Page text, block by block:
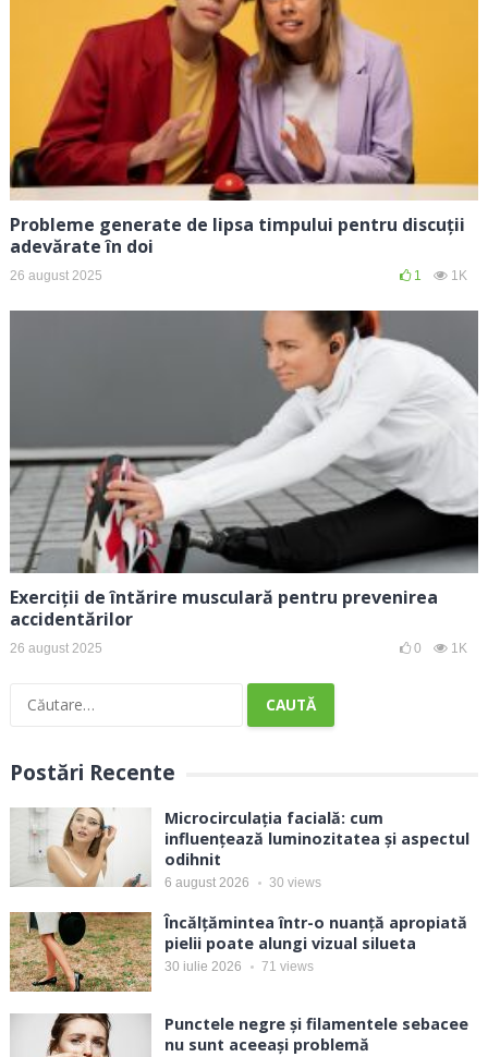
Probleme generate de lipsa timpului pentru discuții
adevărate în doi
26 august 2025 1 1K
Exerciții de întărire musculară pentru prevenirea
accidentărilor
26 august 2025 0 1K
Caută
Postări Recente
Microcirculația facială: cum
influențează luminozitatea și aspectul
odihnit
6 august 2026 30 views
Încălțămintea într-o nuanță apropiată
pielii poate alungi vizual silueta
30 iulie 2026 71 views
Punctele negre și filamentele sebacee
nu sunt aceeași problemă